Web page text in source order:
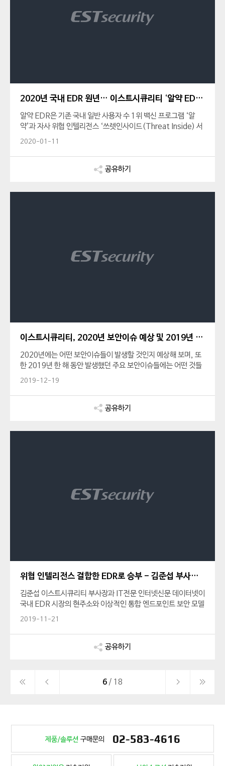
2020년 국내 EDR 원년… 이스트시큐리티 ‘알약 EDR’ 국내 EDR 시장 선점 예상
알약 EDR은 기존 국내 일반 사용자 수 1위 백신 프로그램 ‘알
약’과 자사 위협 인텔리전스 ‘쓰렛인사이드(Threat Inside) 서
비스’를 유기적으로 연동한 제품으로, 고도화된 보안 위협에 대
하는 것이 특징입니다.
2020-01-11
공유하기
이스트시큐리티, 2020년 보안이슈 예상 및 2019년 보안이슈 정리 발표
2020년에는 어떤 보안이슈들이 발생할 것인지 예상해 보며, 또
한 2019년 한 해 동안 발생했던 주요 보안이슈들에는 어떤 것들
이 있었는지 짚어보는 시간을 가져보려 합니다.
2019-12-19
공유하기
위협 인텔리전스 결합한 EDR로 승부 - 김준섭 부사장 인터뷰
김준섭 이스트시큐리티 부사장과 IT전문 인터넷신문 데이터넷이
국내 EDR 시장의 현주소와 이상적인 통합 엔드포인트 보안 모델
에 관해 나눴던 심도깊은 대화를 전달드립니다.
2019-11-21
공유하기
6 / 18
제품/솔루션 구매문의 02-583-4616